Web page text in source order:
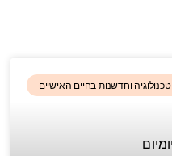
טכנולוגיה וחדשנות בחיים האישיים